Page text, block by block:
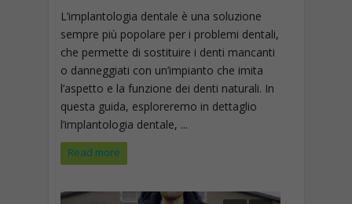
L’implantologia dentale è una soluzione
sempre più popolare per i problemi dentali,
che permette di sostituire i denti mancanti
o danneggiati con un’impianto che imita
l’aspetto e la funzione dei denti naturali. In
questa guida, esploreremo in dettaglio
l’implantologia dentale, ...
Read more